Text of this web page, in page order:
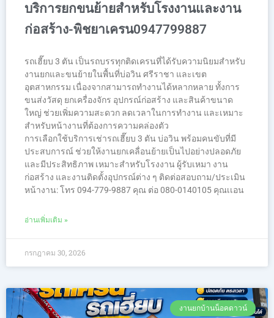
บริการยกขนย้ายสำหรับโรงงานและงาน
ก่อสร้าง-พิชยาเครน0947799887
รถเฮี๊ยบ 3 ตัน เป็นรถบรรทุกติดเครนที่ได้รับความนิยมสำหรับ
งานยกและขนย้ายในพื้นที่บ่อวิน ศรีราชา และเขต
อุตสาหกรรม เนื่องจากสามารถทำงานได้หลากหลาย ทั้งการ
ขนส่งวัสดุ ยกเครื่องจักร อุปกรณ์ก่อสร้าง และสินค้าขนาด
ใหญ่ ช่วยเพิ่มความสะดวก ลดเวลาในการทำงาน และเหมาะ
สำหรับหน้างานที่ต้องการความคล่องตัว
การเลือกใช้บริการเช่ารถเฮี๊ยบ 3 ตัน บ่อวิน พร้อมคนขับที่มี
ประสบการณ์ ช่วยให้งานยกเคลื่อนย้ายเป็นไปอย่างปลอดภัย
และมีประสิทธิภาพ เหมาะสำหรับโรงงาน ผู้รับเหมา งาน
ก่อสร้าง และงานติดตั้งอุปกรณ์ต่าง ๆ ติดต่อสอบถาม/ประเมิน
หน้างาน: โทร 094-779-9887 คุณ ต่อ 080-0140105 คุณเเอน
อ่านเพิ่มเติม »
กรกฎาคม 30, 2026
งานยกบ้านน็อคดาวน์